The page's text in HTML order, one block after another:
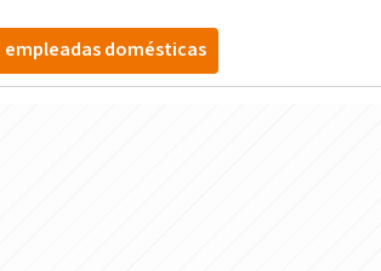
empleadas domésticas